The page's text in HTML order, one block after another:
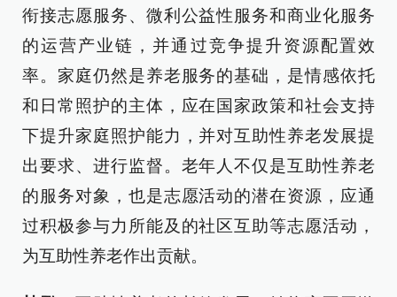
衔接志愿服务、微利公益性服务和商业化服务
的运营产业链，并通过竞争提升资源配置效
率。家庭仍然是养老服务的基础，是情感依托
和日常照护的主体，应在国家政策和社会支持
下提升家庭照护能力，并对互助性养老发展提
出要求、进行监督。老年人不仅是互助性养老
的服务对象，也是志愿活动的潜在资源，应通
过积极参与力所能及的社区互助等志愿活动，
为互助性养老作出贡献。